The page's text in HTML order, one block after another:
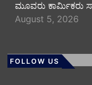
ಮೂವರು ಕಾರ್ಮಿಕರು
August 5, 2026
FOLLOW US